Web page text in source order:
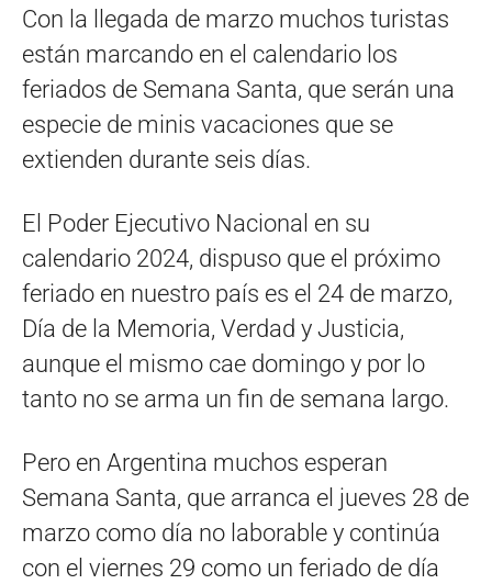
Con la llegada de marzo muchos turistas
están marcando en el calendario los
feriados de Semana Santa, que serán una
especie de minis vacaciones que se
extienden durante seis días.
El Poder Ejecutivo Nacional en su
calendario 2024, dispuso que el próximo
feriado en nuestro país es el 24 de marzo,
Día de la Memoria, Verdad y Justicia,
aunque el mismo cae domingo y por lo
tanto no se arma un fin de semana largo.
Pero en Argentina muchos esperan
Semana Santa, que arranca el jueves 28 de
marzo como día no laborable y continúa
con el viernes 29 como un feriado de día